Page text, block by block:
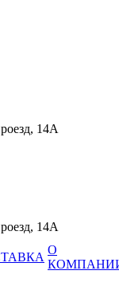
14А
14А
О